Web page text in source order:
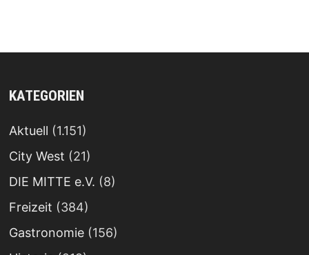
KATEGORIEN
Aktuell (1.151)
City West (21)
DIE MITTE e.V. (8)
Freizeit (384)
Gastronomie(156)